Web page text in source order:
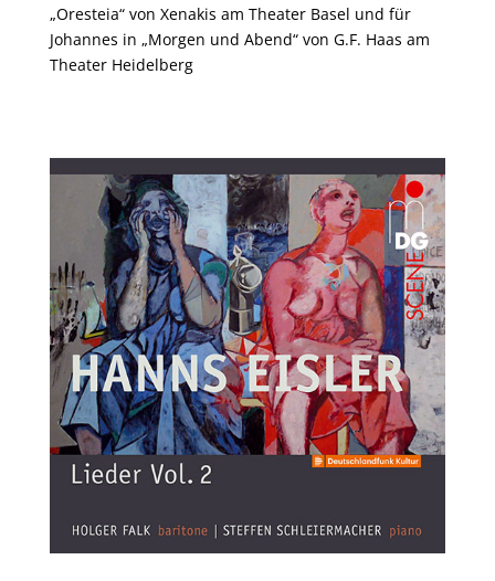
„Oresteia“ von Xenakis am Theater Basel und für
Johannes in „Morgen und Abend“ von G.F. Haas am
Theater Heidelberg